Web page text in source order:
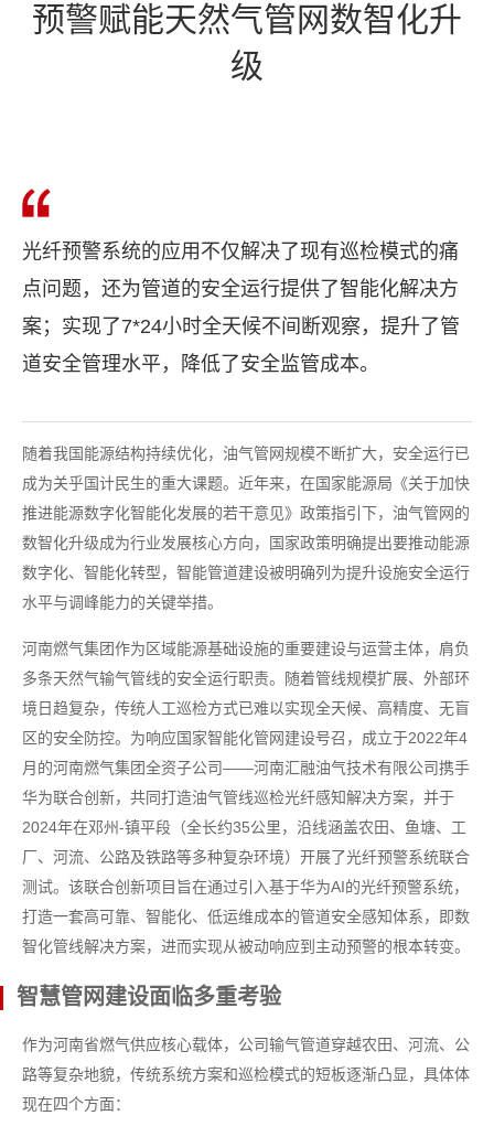
预警赋能天然气管网数智化升
级
光纤预警系统的应用不仅解决了现有巡检模式的痛
点问题，还为管道的安全运行提供了智能化解决方
案；实现了7*24小时全天候不间断观察，提升了管
道安全管理水平，降低了安全监管成本。
随着我国能源结构持续优化，油气管网规模不断扩大，安全运行已
成为关乎国计民生的重大课题。近年来，在国家能源局《关于加快
推进能源数字化智能化发展的若干意见》政策指引下，油气管网的
数智化升级成为行业发展核心方向，国家政策明确提出要推动能源
数字化、智能化转型，智能管道建设被明确列为提升设施安全运行
水平与调峰能力的关键举措。
河南燃气集团作为区域能源基础设施的重要建设与运营主体，肩负
多条天然气输气管线的安全运行职责。随着管线规模扩展、外部环
境日趋复杂，传统人工巡检方式已难以实现全天候、高精度、无盲
区的安全防控。为响应国家智能化管网建设号召，成立于2022年4
月的河南燃气集团全资子公司——河南汇融油气技术有限公司携手
华为联合创新，共同打造油气管线巡检光纤感知解决方案，并于
2024年在邓州-镇平段（全长约35公里，沿线涵盖农田、鱼塘、工
厂、河流、公路及铁路等多种复杂环境）开展了光纤预警系统联合
测试。该联合创新项目旨在通过引入基于华为AI的光纤预警系统，
打造一套高可靠、智能化、低运维成本的管道安全感知体系，即数
智化管线解决方案，进而实现从被动响应到主动预警的根本转变。
智慧管网建设面临多重考验
作为河南省燃气供应核心载体，公司输气管道穿越农田、河流、公
路等复杂地貌，传统系统方案和巡检模式的短板逐渐凸显，具体体
现在四个方面：